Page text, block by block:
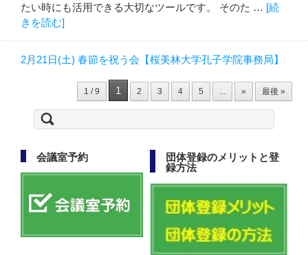
たい時にも活用できる大切なツールです。 そのた … [続
きを読む]
2月21日(土) 春節を祝う会【桜美林大学孔子学院事務局】
1 / 9 1 2 3 4 5 » 最後 »
検
索:
会議室予約
団体登録のメリットと登
録方法